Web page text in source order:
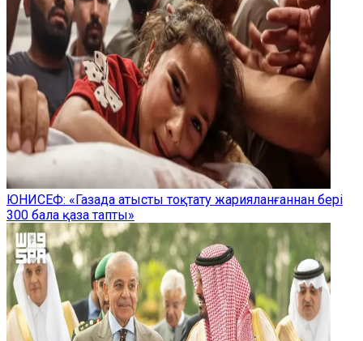
ЮНИСЕФ: «Газада атысты тоқтату жарияланғаннан бері
300 бала қаза тапты»